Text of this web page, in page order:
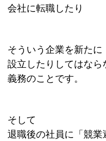
会社に転職したり
そういう企業を新たに
設立したりしてはなら
義務のことです。
そして
退職後の社員に「競業